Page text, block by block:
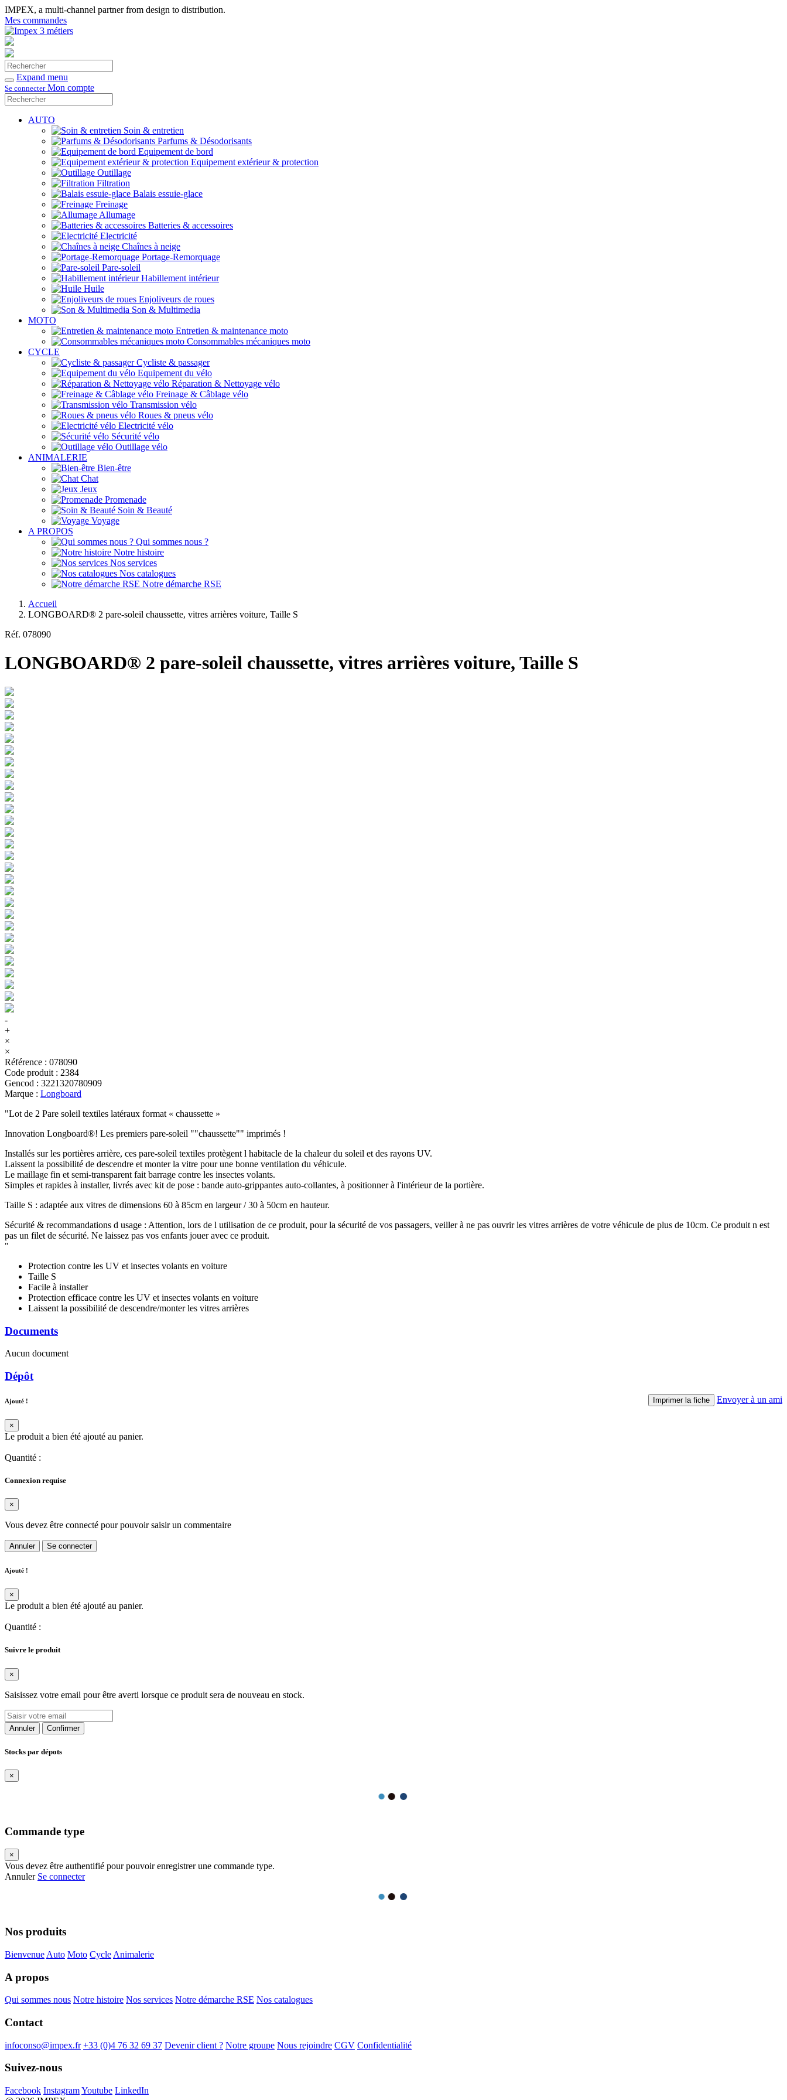
IMPEX, a multi-channel partner from design to distribution.
Mes commandes
Rechercher
Valider
Expand menu
Se connecter Mon compte
Rechercher
AUTO
Soin & entretien
Parfums & Désodorisants
Equipement de bord
Equipement extérieur & protection
Outillage
Filtration
Balais essuie-glace
Freinage
Allumage
Batteries & accessoires
Electricité
Chaînes à neige
Portage-Remorquage
Pare-soleil
Habillement intérieur
Huile
Enjoliveurs de roues
Son & Multimedia
MOTO
Entretien & maintenance moto
Consommables mécaniques moto
CYCLE
Cycliste & passager
Equipement du vélo
Réparation & Nettoyage vélo
Freinage & Câblage vélo
Transmission vélo
Roues & pneus vélo
Electricité vélo
Sécurité vélo
Outillage vélo
ANIMALERIE
Bien-être
Chat
Jeux
Promenade
Soin & Beauté
Voyage
A PROPOS
Qui sommes nous ?
Notre histoire
Nos services
Nos catalogues
Notre démarche RSE
Accueil
LONGBOARD® 2 pare-soleil chaussette, vitres arrières voiture, Taille S
Réf. 078090
LONGBOARD® 2 pare-soleil chaussette, vitres arrières voiture, Taille S
-
+
×
×
Référence : 078090
Code produit : 2384
Gencod : 3221320780909
Marque : Longboard
"Lot de 2 Pare soleil textiles latéraux format « chaussette »
Innovation Longboard®! Les premiers pare-soleil ""chaussette"" imprimés !
Installés sur les portières arrière, ces pare-soleil textiles protègent l habitacle de la chaleur du soleil et des rayons UV.
Laissent la possibilité de descendre et monter la vitre pour une bonne ventilation du véhicule.
Le maillage fin et semi-transparent fait barrage contre les insectes volants.
Simples et rapides à installer, livrés avec kit de pose : bande auto-grippantes auto-collantes, à positionner à l'intérieur de la portière.
Taille S : adaptée aux vitres de dimensions 60 à 85cm en largeur / 30 à 50cm en hauteur.
Sécurité & recommandations d usage : Attention, lors de l utilisation de ce produit, pour la sécurité de vos passagers, veiller à ne pas ouvrir les vitres arrières de votre véhicule de plus de 10cm. Ce produit n est
pas un filet de sécurité. Ne laissez pas vos enfants jouer avec ce produit.
"
Protection contre les UV et insectes volants en voiture
Taille S
Facile à installer
Protection efficace contre les UV et insectes volants en voiture
Laissent la possibilité de descendre/monter les vitres arrières
Documents
Aucun document
Dépôt
Imprimer la fiche Envoyer à un ami
Ajouté !
×
Le produit a bien été ajouté au panier.
Quantité :
Connexion requise
×
Vous devez être connecté pour pouvoir saisir un commentaire
Annuler Se connecter
Ajouté !
×
Le produit a bien été ajouté au panier.
Quantité :
Suivre le produit
×
Saisissez votre email pour être averti lorsque ce produit sera de nouveau en stock.
Annuler Confirmer
Stocks par dépots
×
Commande type
×
Vous devez être authentifié pour pouvoir enregistrer une commande type.
Annuler Se connecter
Nos produits
Bienvenue Auto Moto Cycle Animalerie
A propos
Qui sommes nous Notre histoire Nos services Notre démarche RSE Nos catalogues
Contact
infoconso@impex.fr +33 (0)4 76 32 69 37 Devenir client ? Notre groupe Nous rejoindre CGV Confidentialité
Suivez-nous
Facebook InstagramYoutube LinkedIn